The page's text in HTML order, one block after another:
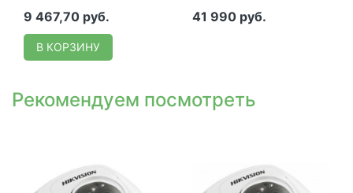
9 467,70 руб.
В КОРЗИНУ
41 990 руб.
Рекомендуем посмотреть